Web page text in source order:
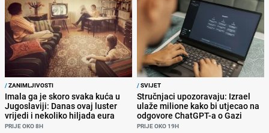
/ZANIMLJIVOSTI
Imala ga je skoro svaka kuća u
Jugoslaviji: Danas ovaj luster
vrijedi i nekoliko hiljada eura
PRIJE OKO 8H
/SVIJET
Stručnjaci upozoravaju: Izrael
ulaže milione kako bi utjecao na
odgovore ChatGPT-a o Gazi
PRIJE OKO 19H